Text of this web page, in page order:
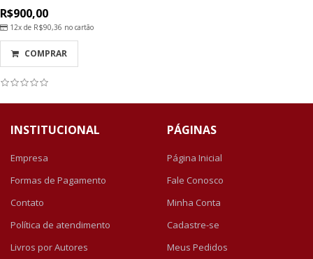
R$900,00
12x de R$90,36 no cartão
COMPRAR
INSTITUCIONAL
Empresa
Formas de Pagamento
Contato
Política de atendimento
Livros por Autores
PÁGINAS
Página Inicial
Fale Conosco
Minha Conta
Cadastre-se
Meus Pedidos